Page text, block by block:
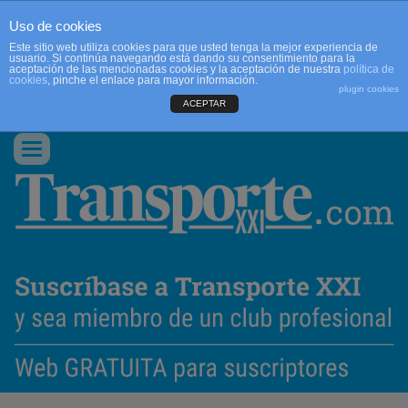
CONTACTO
Conmutar
navegación
Uso de cookies
Este sitio web utiliza cookies para que usted tenga la mejor experiencia de
usuario. Si continúa navegando está dando su consentimiento para la
aceptación de las mencionadas cookies y la aceptación de nuestra política de
cookies, pinche el enlace para mayor información.
plugin cookies
ACEPTAR